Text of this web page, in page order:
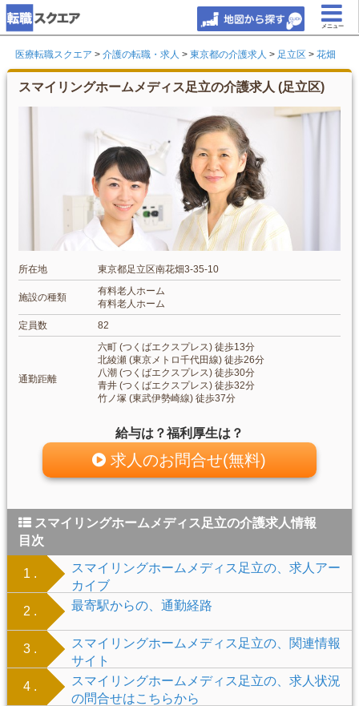
メニュー
医療転職スクエア > 介護の転職・求人 > 東京都の介護求人 > 足立区 > 花畑
スマイリングホームメディス足立の介護求人 (足立区)
所在地 東京都足立区南花畑3-35-10
施設の種類
有料老人ホーム
有料老人ホーム
定員数
82
通勤距離
六町 (つくばエクスプレス) 徒歩13分
北綾瀬 (東京メトロ千代田線) 徒歩26分
八潮 (つくばエクスプレス) 徒歩30分
青井 (つくばエクスプレス) 徒歩32分
竹ノ塚 (東武伊勢崎線) 徒歩37分
給与は？福利厚生は？
求人のお問合せ(無料)
スマイリングホームメディス足立の介護求人情報
目次
1 .
スマイリングホームメディス足立の、求人アー
カイブ
2 .
最寄駅からの、通勤経路
3 .
スマイリングホームメディス足立の、関連情報
サイト
4 .
スマイリングホームメディス足立の、求人状況
の問合せはこちらから